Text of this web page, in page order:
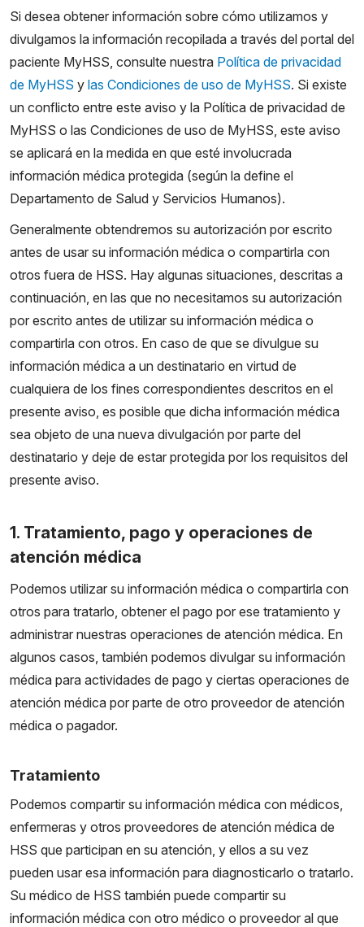
Si desea obtener información sobre cómo utilizamos y
divulgamos la información recopilada a través del portal del
paciente MyHSS, consulte nuestra Política de privacidad
de MyHSS y las Condiciones de uso de MyHSS. Si existe
un conflicto entre este aviso y la Política de privacidad de
MyHSS o las Condiciones de uso de MyHSS, este aviso
se aplicará en la medida en que esté involucrada
información médica protegida (según la define el
Departamento de Salud y Servicios Humanos).
Generalmente obtendremos su autorización por escrito
antes de usar su información médica o compartirla con
otros fuera de HSS. Hay algunas situaciones, descritas a
continuación, en las que no necesitamos su autorización
por escrito antes de utilizar su información médica o
compartirla con otros. En caso de que se divulgue su
información médica a un destinatario en virtud de
cualquiera de los fines correspondientes descritos en el
presente aviso, es posible que dicha información médica
sea objeto de una nueva divulgación por parte del
destinatario y deje de estar protegida por los requisitos del
presente aviso.
1. Tratamiento, pago y operaciones de
atención médica
Podemos utilizar su información médica o compartirla con
otros para tratarlo, obtener el pago por ese tratamiento y
administrar nuestras operaciones de atención médica. En
algunos casos, también podemos divulgar su información
médica para actividades de pago y ciertas operaciones de
atención médica por parte de otro proveedor de atención
médica o pagador.
Tratamiento
Podemos compartir su información médica con médicos,
enfermeras y otros proveedores de atención médica de
HSS que participan en su atención, y ellos a su vez
pueden usar esa información para diagnosticarlo o tratarlo.
Su médico de HSS también puede compartir su
información médica con otro médico o proveedor al que